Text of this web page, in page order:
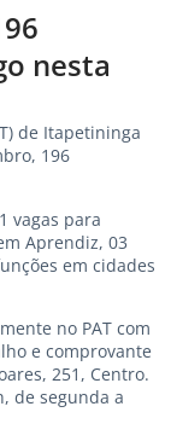
nesta
de Itapetininga
196
vagas para
Aprendiz, 03
em cidades
no PAT com
e comprovante
251, Centro.
de segunda a